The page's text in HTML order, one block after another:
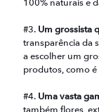
100% naturais e
#3. Um grossista
transparência da
a escolher um
produtos, como é
#4. Uma vasta